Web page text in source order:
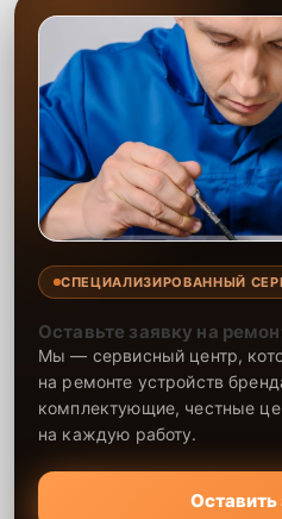
СПЕЦИАЛИЗИРОВАННЫЙ
Оставьте заявку на
Мы — сервисный центр,
на ремонте устройств
комплектующие, честные
на каждую работу.
Оставить